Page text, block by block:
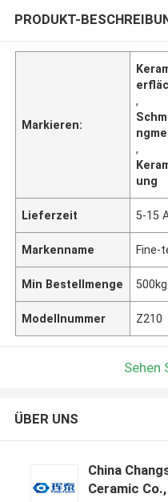
PRODUKT-
Markieren:
,
,
ung
Lieferzeit 5-15
Markenname Fine-
Min Bestellmenge 500kg
Modellnummer Z210
Sehen
ÜBER UNS
China
Ceramic